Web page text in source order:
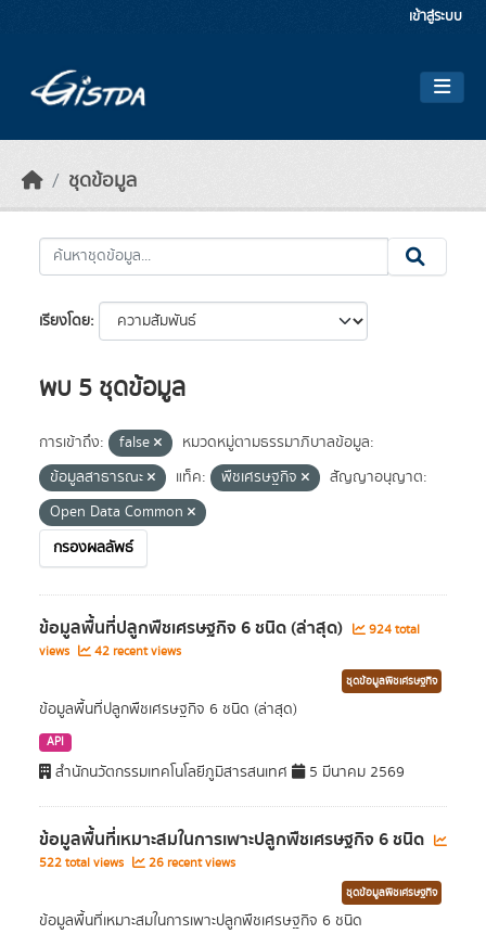
เข้าสู่ระบบ
ชุดข้อมูล
เรียงโดย
พบ 5 ชุดข้อมูล
การเข้าถึง: false
หมวดหมู่ตามธรรมาภิบาลข้อมูล:
ข้อมูลสาธารณะ
แท็ค: พืชเศรษฐกิจ
สัญญาอนุญาต:
Open Data Common
กรองผลลัพธ์
ข้อมูลพื้นที่ปลูกพืชเศรษฐกิจ 6 ชนิด (ล่าสุด)
924 total
views
42 recent views
ชุดข้อมูลพืชเศรษฐกิจ
ข้อมูลพื้นที่ปลูกพืชเศรษฐกิจ 6 ชนิด (ล่าสุด)
API
สำนักนวัตกรรมเทคโนโลยีภูมิสารสนเทศ 5 มีนาคม 2569
ข้อมูลพื้นที่เหมาะสมในการเพาะปลูกพืชเศรษฐกิจ 6 ชนิด
522 total views 26 recent views
ชุดข้อมูลพืชเศรษฐกิจ
ข้อมูลพื้นที่เหมาะสมในการเพาะปลูกพืชเศรษฐกิจ 6 ชนิด